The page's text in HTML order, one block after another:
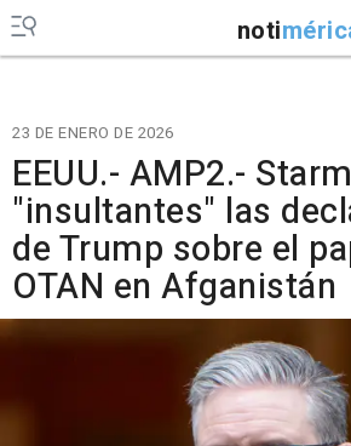
noti
23 DE ENERO DE 2026
EEUU.- AMP2.-
"insultantes" las
de Trump sobre el
OTAN en Afganistán